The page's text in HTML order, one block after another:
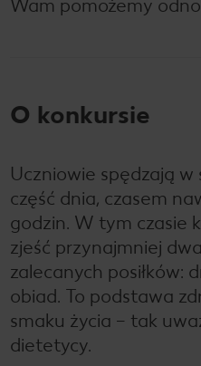
Wam pomożemy
O konkursie
Uczniowie spędzają w
część dnia, czasem
godzin. W tym czasie
zjeść przynajmniej
zalecanych posiłków:
obiad. To podstawa
smaku życia – tak
dietetycy.